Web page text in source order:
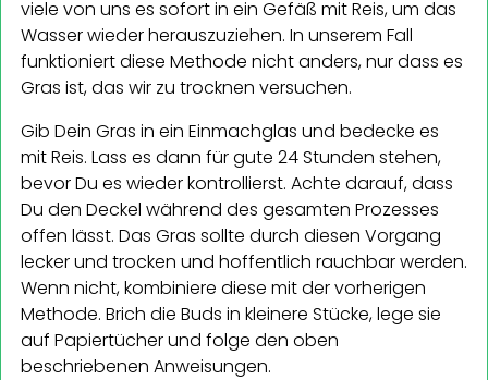
viele von uns es sofort in ein Gefäß mit Reis, um das
Wasser wieder herauszuziehen. In unserem Fall
funktioniert diese Methode nicht anders, nur dass es
Gras ist, das wir zu trocknen versuchen.
Gib Dein Gras in ein Einmachglas und bedecke es
mit Reis. Lass es dann für gute 24 Stunden stehen,
bevor Du es wieder kontrollierst. Achte darauf, dass
Du den Deckel während des gesamten Prozesses
offen lässt. Das Gras sollte durch diesen Vorgang
lecker und trocken und hoffentlich rauchbar werden.
Wenn nicht, kombiniere diese mit der vorherigen
Methode. Brich die Buds in kleinere Stücke, lege sie
auf Papiertücher und folge den oben
beschriebenen Anweisungen.